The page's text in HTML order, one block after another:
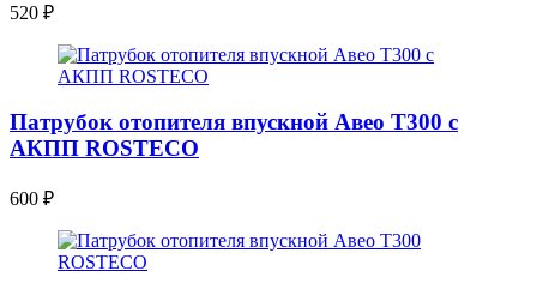
520 ₽
Патрубок отопителя впускной Авео Т300 с
АКПП ROSTECO
600 ₽